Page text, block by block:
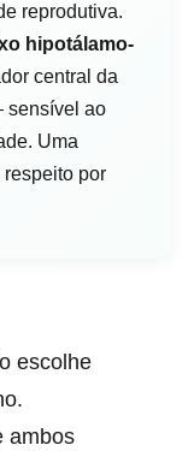
reprodutiva.
hipotálamo-
central da
sensível ao
Uma
por
escolhe
ambos